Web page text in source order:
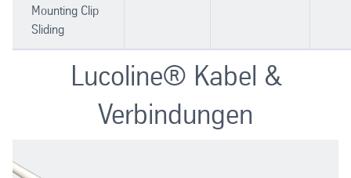
Mounting Clip
Sliding
Lucoline® Kabel &
Verbindungen